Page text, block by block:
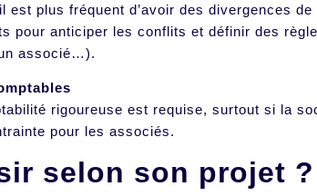
plus fréquent d’avoir des divergences
pour anticiper les conflits et définir des
associé…).
rigoureuse est requise, surtout si la
pour les associés.
selon son projet ?